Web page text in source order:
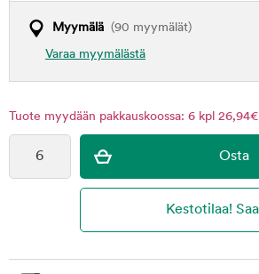
Myymälä (90 myymälät)
Varaa myymälästä
Tuote myydään pakkauskoossa: 6 kpl 26,94€